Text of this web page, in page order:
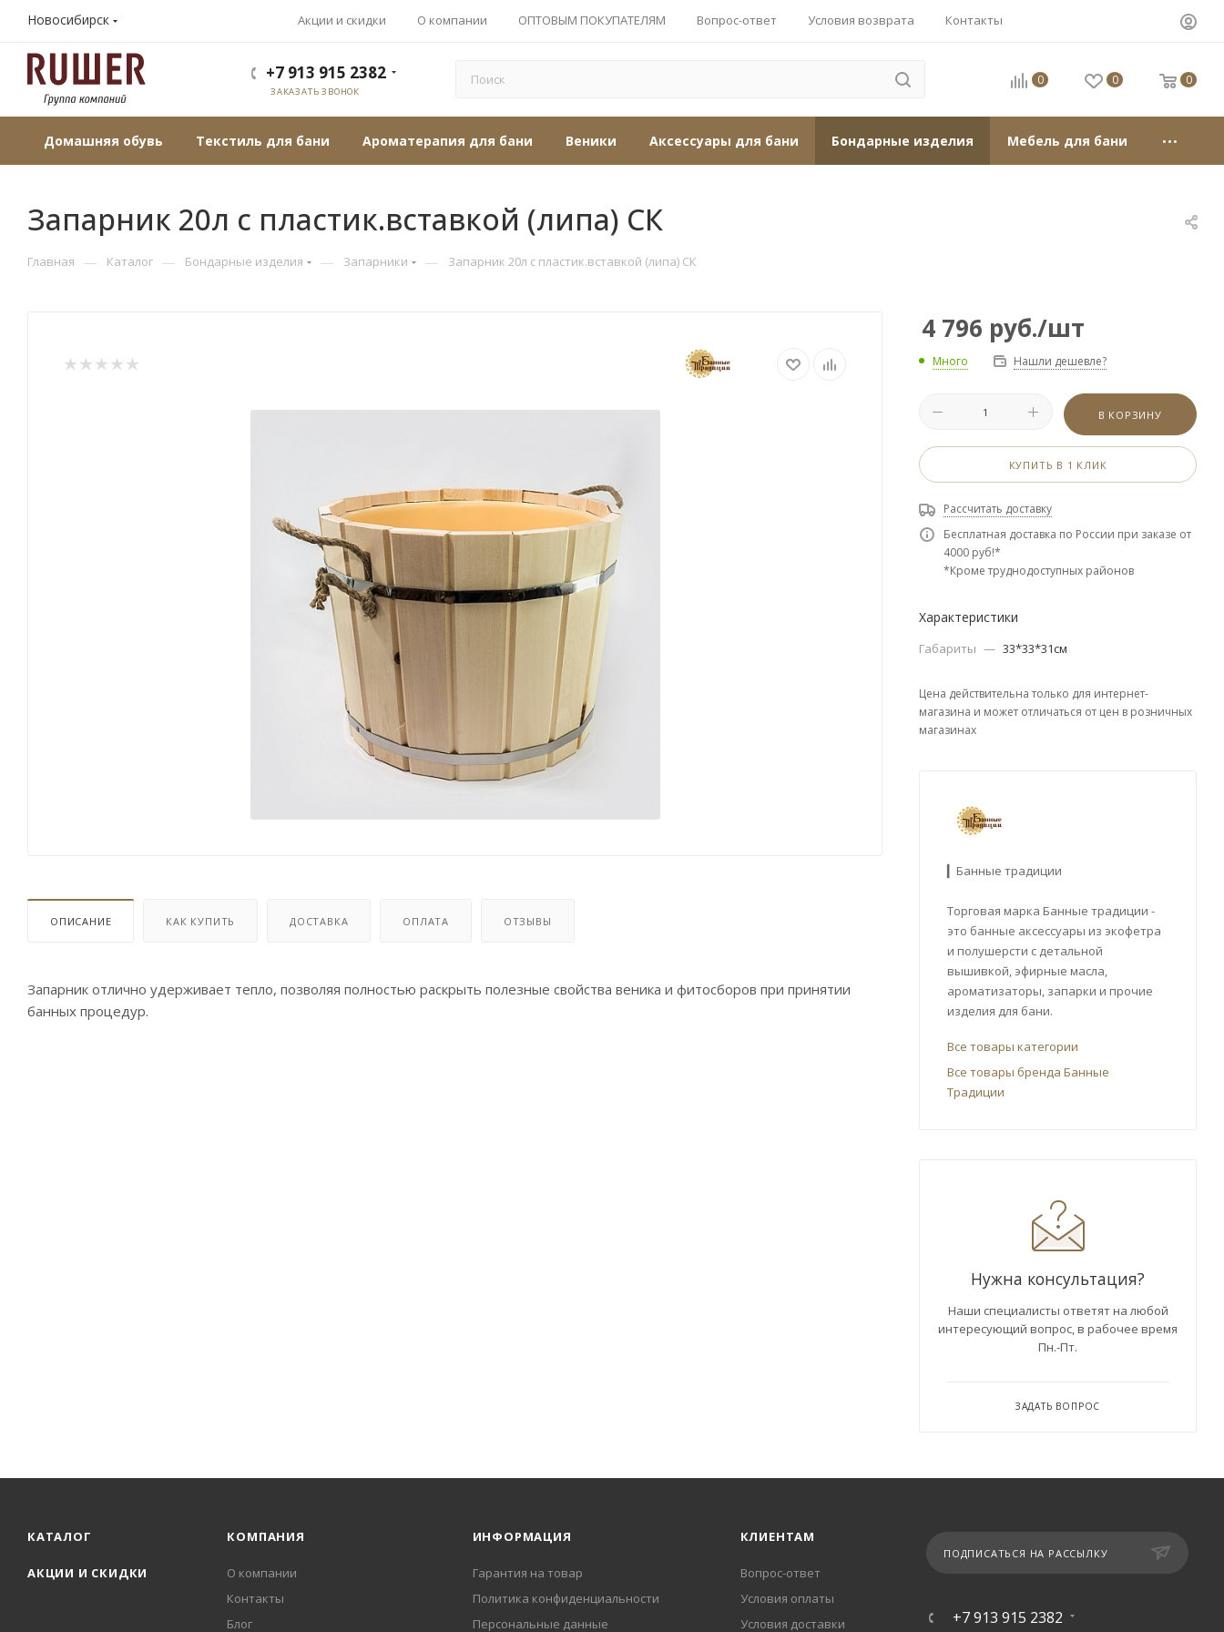
Новосибирск Акции и скидки О компании ОПТОВЫМ ПОКУПАТЕЛЯМ Вопрос-ответ Условия возврата Контакты
+7 913 915 2382
ЗАКАЗАТЬ ЗВОНОК
0 0 0
Домашняя обувь Текстиль для бани Ароматерапия для бани Веники Аксессуары для бани Бондарные изделия Мебель для бани
Запарник 20л с пластик.вставкой (липа) СК
Главная — Каталог — Бондарные изделия — Запарники — Запарник 20л с пластик.вставкой (липа) СК
ОПИСАНИЕ КАК КУПИТЬ ДОСТАВКА ОПЛАТА ОТЗЫВЫ
Запарник отлично удерживает тепло, позволяя полностью раскрыть полезные свойства веника и фитосборов при принятии
банных процедур.
4 796 руб./шт
Много Нашли дешевле?
В КОРЗИНУ
КУПИТЬ В 1 КЛИК
Рассчитать доставку
Бесплатная доставка по России при заказе от
4000 руб!*
*Кроме труднодоступных районов
Характеристики
Габариты — 33*33*31см
Цена действительна только для интернет-
магазина и может отличаться от цен в розничных
магазинах
▎Банные традиции
Торговая марка Банные традиции -
это банные аксессуары из экофетра
и полушерсти с детальной
вышивкой, эфирные масла,
ароматизаторы, запарки и прочие
изделия для бани.
Все товары категории
Все товары бренда Банные
Традиции
Нужна консультация?
Наши специалисты ответят на любой
интересующий вопрос, в рабочее время
Пн.-Пт.
ЗАДАТЬ ВОПРОС
КАТАЛОГ
АКЦИИ И СКИДКИ
КОМПАНИЯ
О компании
Контакты
Блог
ИНФОРМАЦИЯ
Гарантия на товар
Политика конфиденциальности
Персональные данные
КЛИЕНТАМ
Вопрос-ответ
Условия оплаты
Условия доставки
ПОДПИСАТЬСЯ НА РАССЫЛКУ
+7 913 915 2382